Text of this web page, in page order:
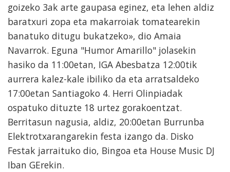
goizeko 3ak arte gaupasa eginez, eta lehen aldiz
baratxuri zopa eta makarroiak tomatearekin
banatuko ditugu bukatzeko», dio Amaia
Navarrok. Eguna "Humor Amarillo" jolasekin
hasiko da 11:00etan, IGA Abesbatza 12:00tik
aurrera kalez-kale ibiliko da eta arratsaldeko
17:00etan Santiagoko 4. Herri Olinpiadak
ospatuko dituzte 18 urtez gorakoentzat.
Berritasun nagusia, aldiz, 20:00etan Burrunba
Elektrotxarangarekin festa izango da. Disko
Festak jarraituko dio, Bingoa eta House Music DJ
Iban GErekin.